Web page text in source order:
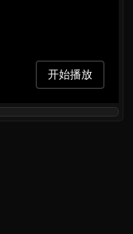
开始播放